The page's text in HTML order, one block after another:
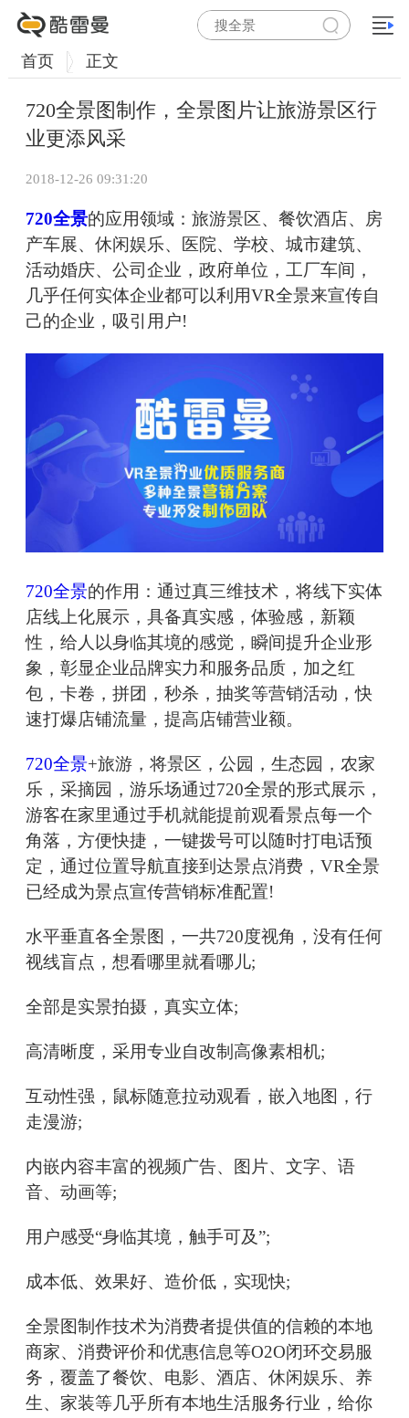
首页 正文
720全景图制作，全景图片让旅游景区行
业更添风采
2018-12-26 09:31:20
720全景的应用领域：旅游景区、餐饮酒店、房
产车展、休闲娱乐、医院、学校、城市建筑、
活动婚庆、公司企业，政府单位，工厂车间，
几乎任何实体企业都可以利用VR全景来宣传自
己的企业，吸引用户!
720全景的作用：通过真三维技术，将线下实体
店线上化展示，具备真实感，体验感，新颖
性，给人以身临其境的感觉，瞬间提升企业形
象，彰显企业品牌实力和服务品质，加之红
包，卡卷，拼团，秒杀，抽奖等营销活动，快
速打爆店铺流量，提高店铺营业额。
720全景+旅游，将景区，公园，生态园，农家
乐，采摘园，游乐场通过720全景的形式展示，
游客在家里通过手机就能提前观看景点每一个
角落，方便快捷，一键拨号可以随时打电话预
定，通过位置导航直接到达景点消费，VR全景
已经成为景点宣传营销标准配置!
水平垂直各全景图，一共720度视角，没有任何
视线盲点，想看哪里就看哪儿;
全部是实景拍摄，真实立体;
高清晰度，采用专业自改制高像素相机;
互动性强，鼠标随意拉动观看，嵌入地图，行
走漫游;
内嵌内容丰富的视频广告、图片、文字、语
音、动画等;
用户感受“身临其境，触手可及”;
成本低、效果好、造价低，实现快;
全景图制作技术为消费者提供值的信赖的本地
商家、消费评价和优惠信息等O2O闭环交易服
务，覆盖了餐饮、电影、酒店、休闲娱乐、养
生、家装等几乎所有本地生活服务行业，给你